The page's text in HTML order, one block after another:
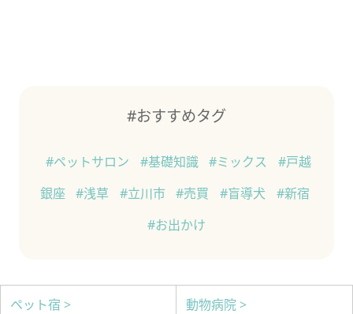
#おすすめタグ
#ペットサロン #基礎知識 #ミックス
#戸越
銀座
#浅草 #立川市 #売買 #盲導犬
#新宿
#お出かけ
ペット宿 > 動物病院 >